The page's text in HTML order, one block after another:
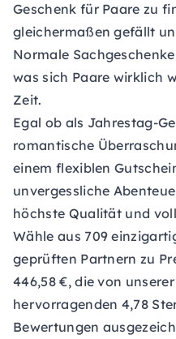
Geschenk für Paare zu
gleichermaßen gefällt
Normale
was sich Paare wirklich
Zeit.
Egal ob als Jahrestag-
romantische
einem flexiblen
unvergessliche
höchste Qualität und
Wähle aus 709
geprüften Partnern zu
446,58 €, die von
hervorragenden 4,78
Bewertungen